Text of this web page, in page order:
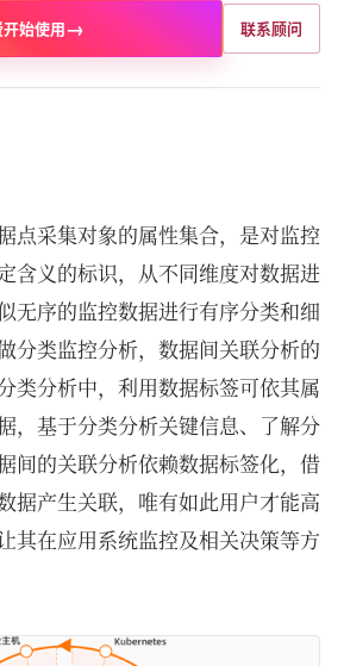
始使用→ 联系顾问
点采集对象的属性集合，是对监控
含义的标识，从不同维度对数据进
无序的监控数据进行有序分类和细
分类监控分析，数据间关联分析的
类分析中，利用数据标签可依其属
，基于分类分析关键信息、了解分
间的关联分析依赖数据标签化，借
据产生关联，唯有如此用户才能高
其在应用系统监控及相关决策等方